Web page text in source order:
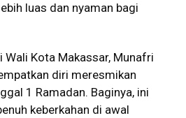
luas dan nyaman bagi
Kota Makassar, Munafri
diri meresmikan
1 Ramadan. Baginya, ini
keberkahan di awal